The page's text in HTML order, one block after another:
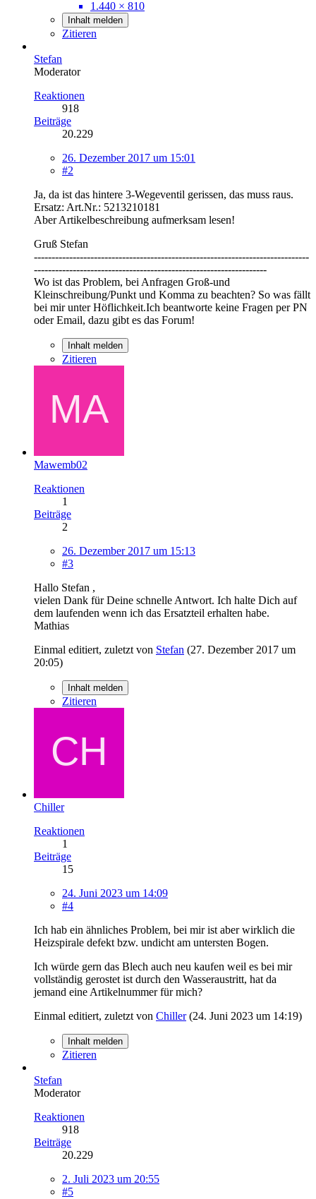
1.440 × 810
Inhalt melden
Zitieren
Stefan
Moderator
Reaktionen
918
Beiträge
20.229
26. Dezember 2017 um 15:01
#2
Ja, da ist das hintere 3-Wegeventil gerissen, das muss raus.
Ersatz: Art.Nr.: 5213210181
Aber Artikelbeschreibung aufmerksam lesen!
Gruß Stefan
------------------------------------------------------------------------------
------------------------------------------------------------------
Wo ist das Problem, bei Anfragen Groß-und
Kleinschreibung/Punkt und Komma zu beachten? So was fällt
bei mir unter Höflichkeit.Ich beantworte keine Fragen per PN
oder Email, dazu gibt es das Forum!
Inhalt melden
Zitieren
Mawemb02
Reaktionen
1
Beiträge
2
26. Dezember 2017 um 15:13
#3
Hallo Stefan ,
vielen Dank für Deine schnelle Antwort. Ich halte Dich auf
dem laufenden wenn ich das Ersatzteil erhalten habe.
Mathias
Einmal editiert, zuletzt von Stefan (27. Dezember 2017 um
20:05)
Inhalt melden
Zitieren
Chiller
Reaktionen
1
Beiträge
15
24. Juni 2023 um 14:09
#4
Ich hab ein ähnliches Problem, bei mir ist aber wirklich die
Heizspirale defekt bzw. undicht am untersten Bogen.
Ich würde gern das Blech auch neu kaufen weil es bei mir
vollständig gerostet ist durch den Wasseraustritt, hat da
jemand eine Artikelnummer für mich?
Einmal editiert, zuletzt von Chiller(24. Juni 2023 um 14:19)
Inhalt melden
Zitieren
Stefan
Moderator
Reaktionen
918
Beiträge
20.229
2. Juli 2023 um 20:55
#5